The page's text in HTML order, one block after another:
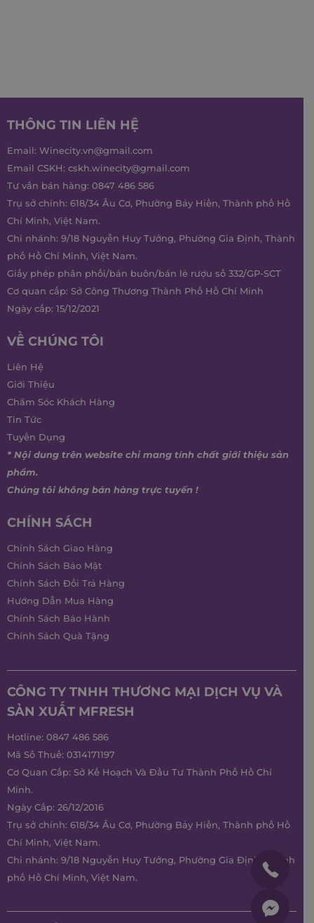
THÔNG TIN LIÊN HỆ
Email: Winecity.vn@gmail.com
Email CSKH: cskh.winecity@gmail.com
Tư vấn bán hàng: 0847 486 586
Trụ sở chính: 618/34 Âu Cơ, Phường Bảy Hiền, Thành phố Hồ
Chí Minh, Việt Nam.
Chi nhánh: 9/18 Nguyễn Huy Tưởng, Phường Gia Định, Thành
phố Hồ Chí Minh, Việt Nam.
Giấy phép phân phối/bán buôn/bán lẻ rượu số 332/GP-SCT
Cơ quan cấp: Sở Công Thương Thành Phố Hồ Chí Minh
Ngày cấp: 15/12/2021
VỀ CHÚNG TÔI
Liên Hệ
Giới Thiệu
Chăm Sóc Khách Hàng
Tin Tức
Tuyển Dụng
* Nội dung trên website chỉ mang tính chất giới thiệu sản
phẩm.
Chúng tôi không bán hàng trực tuyến !
CHÍNH SÁCH
Chính Sách Giao Hàng
Chính Sách Bảo Mật
Chính Sách Đổi Trả Hàng
Hướng Dẫn Mua Hàng
Chính Sách Bảo Hành
Chính Sách Quà Tặng
CÔNG TY TNHH THƯƠNG MẠI DỊCH VỤ VÀ
SẢN XUẤT MFRESH
Hotline: 0847 486 586
Mã Số Thuế: 0314171197
Cơ Quan Cấp: Sở Kế Hoạch Và Đầu Tư Thành Phố Hồ Chí
Minh.
Ngày Cấp: 26/12/2016
Trụ sở chính: 618/34 Âu Cơ, Phường Bảy Hiền, Thành phố Hồ
Chí Minh, Việt Nam.
Chi nhánh: 9/18 Nguyễn Huy Tưởng, Phường Gia Định, Thành
phố Hồ Chí Minh, Việt Nam.